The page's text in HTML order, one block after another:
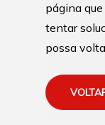
página
tentar
possa